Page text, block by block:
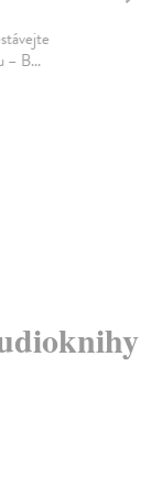
– B...